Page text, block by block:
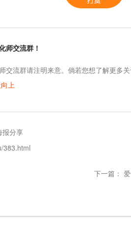
师交流群！
交流群请注明来意。倘若您想了解更多
上
报分享
383.html
下一篇：